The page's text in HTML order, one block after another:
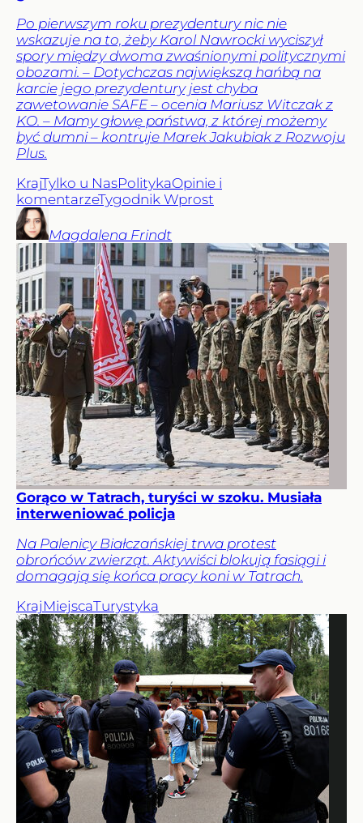
Po pierwszym roku prezydentury nic nie
wskazuje na to, żeby Karol Nawrocki wyciszył
spory między dwoma zwaśnionymi politycznymi
obozami. – Dotychczas największą hańbą na
karcie jego prezydentury jest chyba
zawetowanie SAFE – ocenia Mariusz Witczak z
KO. – Mamy głowę państwa, z której możemy
być dumni – kontruje Marek Jakubiak z Rozwoju
Plus.
KrajTylko u NasPolitykaOpinie i
komentarzeTygodnik Wprost
Magdalena Frindt
Gorąco w Tatrach, turyści w szoku. Musiała
interweniować policja
Na Palenicy Białczańskiej trwa protest
obrońców zwierząt. Aktywiści blokują fasiągi i
domagają się końca pracy koni w Tatrach.
Kraj MiejscaTurystyka